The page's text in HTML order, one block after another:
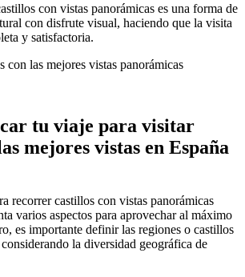
con vistas panorámicas es una forma de
con disfrute visual, haciendo que la visita
y satisfactoria.
tu viaje para visitar
mejores vistas en España
recorrer castillos con vistas panorámicas
varios aspectos para aprovechar al máximo
es importante definir las regiones o castillos
la diversidad geográfica de